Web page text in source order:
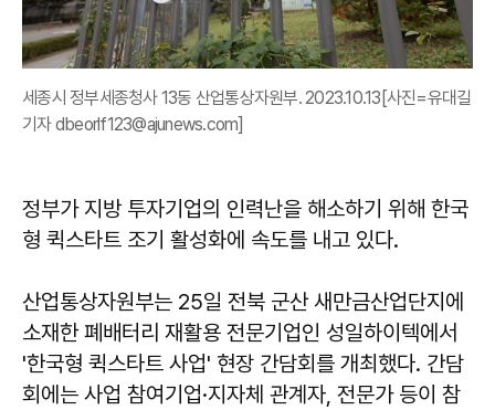
세종시 정부세종청사 13동 산업통상자원부. 2023.10.13[사진=유대길
기자 dbeorlf123@ajunews.com]
정부가 지방 투자기업의 인력난을 해소하기 위해 한국
형 퀵스타트 조기 활성화에 속도를 내고 있다.
산업통상자원부는 25일 전북 군산 새만금산업단지에
소재한 폐배터리 재활용 전문기업인 성일하이텍에서
'한국형 퀵스타트 사업' 현장 간담회를 개최했다. 간담
회에는 사업 참여기업·지자체 관계자, 전문가 등이 참